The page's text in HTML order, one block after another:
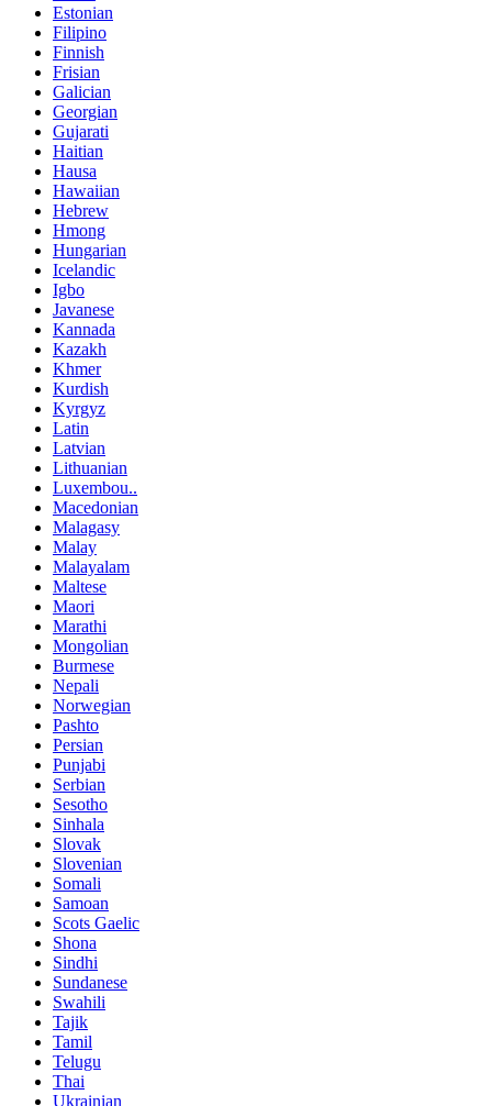
Estonian
Filipino
Finnish
Frisian
Galician
Georgian
Gujarati
Haitian
Hausa
Hawaiian
Hebrew
Hmong
Hungarian
Icelandic
Igbo
Javanese
Kannada
Kazakh
Khmer
Kurdish
Kyrgyz
Latin
Latvian
Lithuanian
Luxembou..
Macedonian
Malagasy
Malay
Malayalam
Maltese
Maori
Marathi
Mongolian
Burmese
Nepali
Norwegian
Pashto
Persian
Punjabi
Serbian
Sesotho
Sinhala
Slovak
Slovenian
Somali
Samoan
Scots Gaelic
Shona
Sindhi
Sundanese
Swahili
Tajik
Tamil
Telugu
Thai
Ukrainian